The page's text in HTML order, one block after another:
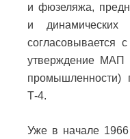
и фюзеляжа,
и динамических
согласовывается
утверждение МАП
промышленности)
Т-4.
Уже в начале 1966